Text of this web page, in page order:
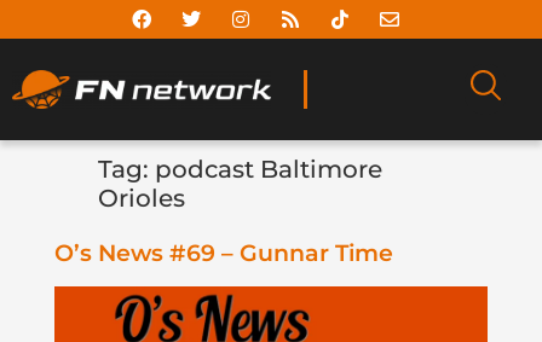
Tag: podcast Baltimore
Orioles
O’s News #69 – Gunnar Time